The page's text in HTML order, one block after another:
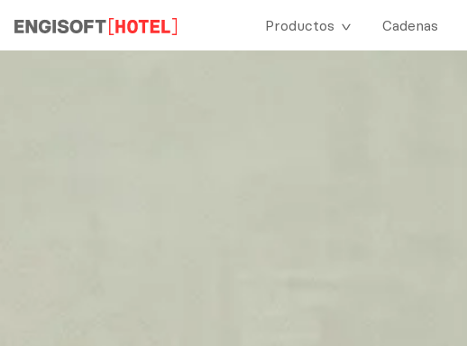
Productos Cadenas